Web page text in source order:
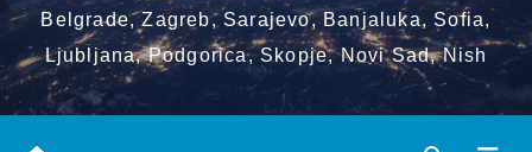
Belgrade, Zagreb, Sarajevo, Banjaluka, Sofia,
Ljubljana, Podgorica, Skopje, Novi Sad, Nish